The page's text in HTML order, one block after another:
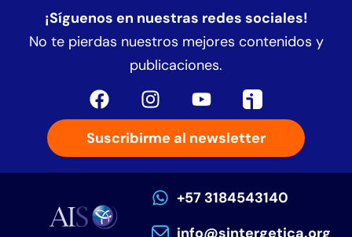
¡Síguenos en nuestras redes sociales!
No te pierdas nuestros mejores contenidos y
publicaciones.
Suscribirme al newsletter
+57 3184543140
info@sintergetica.org